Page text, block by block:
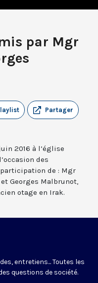
par Mgr
Partager
2016 à l’église
des
de : Mgr
Georges Malbrunot,
otage en Irak.
entretiens... Toutes les
questions de société.